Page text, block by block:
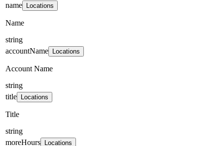
name
Locations
Name
string
accountName
Locations
Account Name
string
title
Locations
Title
string
moreHours
Locations